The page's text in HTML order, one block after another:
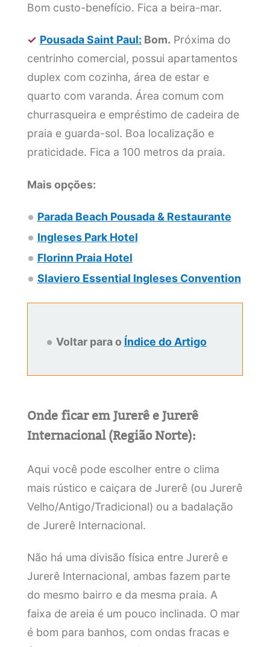
Bom custo-benefício. Fica a beira-mar.
✓ Pousada Saint Paul: Bom. Próxima do
centrinho comercial, possui apartamentos
duplex com cozinha, área de estar e
quarto com varanda. Área comum com
churrasqueira e empréstimo de cadeira de
praia e guarda-sol. Boa localização e
praticidade. Fica a 100 metros da praia.
Mais opções:
Parada Beach Pousada & Restaurante
Ingleses Park Hotel
Florinn Praia Hotel
Slaviero Essential Ingleses Convention
Voltar para o Índice do Artigo
Onde ficar em Jurerê e Jurerê
Internacional (Região Norte):
Aqui você pode escolher entre o clima
mais rústico e caiçara de Jurerê (ou Jurerê
Velho/Antigo/Tradicional) ou a badalação
de Jurerê Internacional.
Não há uma divisão física entre Jurerê e
Jurerê Internacional, ambas fazem parte
do mesmo bairro e da mesma praia. A
faixa de areia é um pouco inclinada. O mar
é bom para banhos, com ondas fracas e